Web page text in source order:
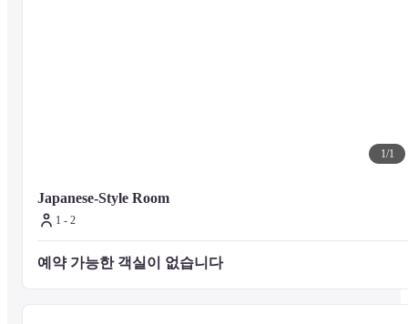
1/1
Japanese-Style Room
1 - 2
예약 가능한 객실이 없습니다